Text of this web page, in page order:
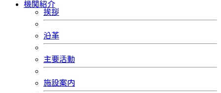
機関紹介
挨拶
沿革
主要活動
施設案内